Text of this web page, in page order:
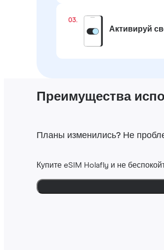
03.
Активируй
Преимущества
Планы изменились? Не
Купите eSIM Holafly и не